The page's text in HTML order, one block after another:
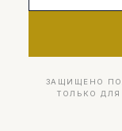
ЗАЩИЩЕНО
ТОЛЬКО